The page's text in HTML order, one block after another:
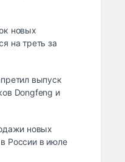
новых
на треть за
выпуск
Dongfeng и
новых
России в июле